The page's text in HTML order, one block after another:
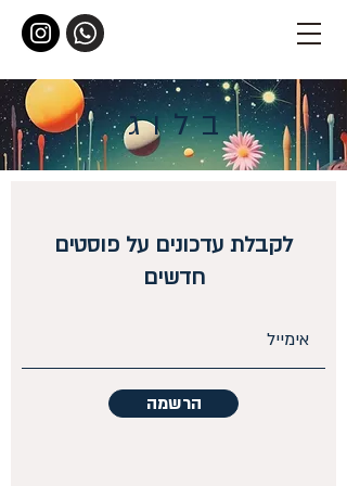
בלוג
לקבלת עדכונים על פוסטים
חדשים
הרשמה